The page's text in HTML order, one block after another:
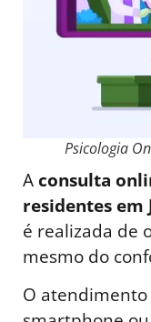
Psicologia
Aconsulta
residentes em
é realizada de
mesmo do
O